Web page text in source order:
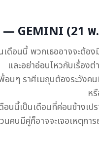
— GEMINI (21 พ
เดือนนี้ พวกเธออาจจะต้อง
และอย่าอ่อนไหวกับเรื่อง
อนๆ ราศีเมถุนต้องระวังค
ห
อนนี้เป็นเดือนที่ค่อนข้างเ
นคนมีคู่ก็อาจจะเจอเหตุกา